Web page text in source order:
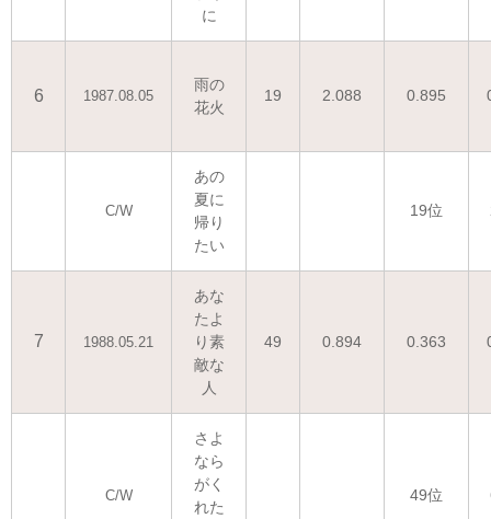
に
6 1987.08.05
雨の
花火
19 2.088 0.895
C/W
あの
夏に
帰り
たい
19位
7 1988.05.21
あな
たよ
り素
敵な
人
49 0.894 0.363
C/W
さよ
なら
がく
れた
49位